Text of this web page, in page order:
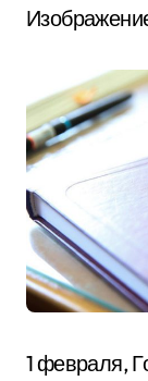
1 февраля,